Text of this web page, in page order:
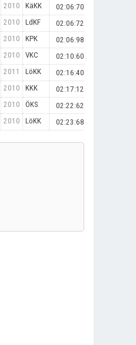
2010 KäKK
02:06:70
2010 LdKF
02:06:72
2010 KPK
02:06:98
2010 VKC
02:10:60
2011 LöKK
02:16:40
2010 KKK
02:17:12
2010 ÖKS
02:22:62
2010 LöKK 02:23:68